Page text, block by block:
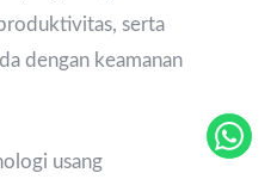
serta
dengan keamanan
usang